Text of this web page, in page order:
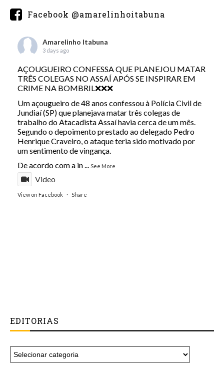
Facebook @amarelinhoitabuna
Amarelinho Itabuna
3 days ago
AÇOUGUEIRO CONFESSA QUE PLANEJOU MATAR
TRÊS COLEGAS NO ASSAÍ APÓS SE INSPIRAR EM
CRIME NA BOMBRIL❌❌❌
Um açougueiro de 48 anos confessou à Polícia Civil de
Jundiaí (SP) que planejava matar três colegas de
trabalho do Atacadista Assaí havia cerca de um mês.
Segundo o depoimento prestado ao delegado Pedro
Henrique Craveiro, o ataque teria sido motivado por
um sentimento de vingança.
De acordo com a in... See More
Video
View on Facebook · Share
EDITORIAS